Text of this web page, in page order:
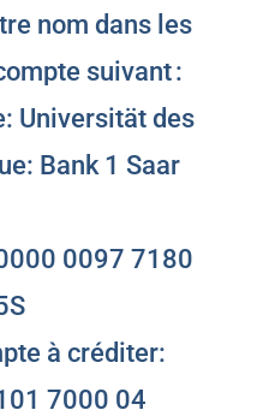
nom dans les
suivant :
Universität des
Bank 1 Saar
0097 7180
à créditer:
7000 04